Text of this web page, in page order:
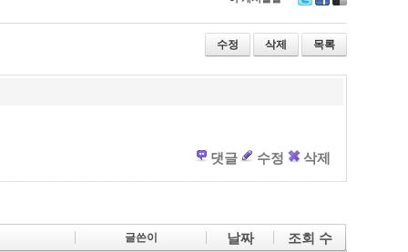
wi
er
ac
e
b
eli
ci
o
수정 삭제 목록
댓글 수정 삭제
글쓴이 날짜
조회 수